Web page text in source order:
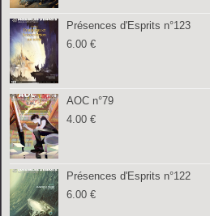
Présences d'Esprits n°123
6.00€
AOC n°79
4.00€
Présences d'Esprits n°122
6.00€